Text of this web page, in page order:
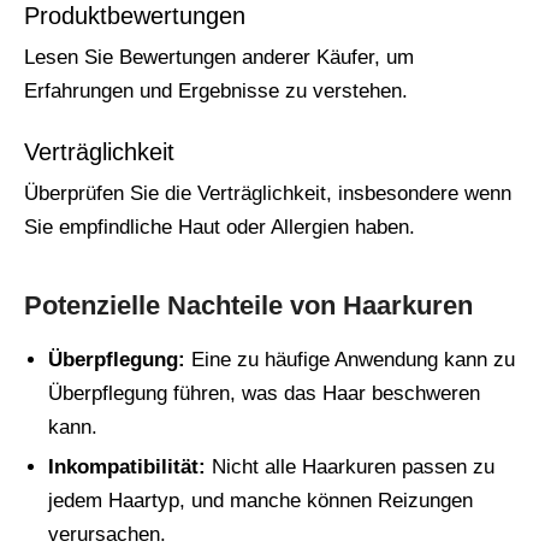
Produktbewertungen
Lesen Sie Bewertungen anderer Käufer, um
Erfahrungen und Ergebnisse zu verstehen.
Verträglichkeit
Überprüfen Sie die Verträglichkeit, insbesondere wenn
Sie empfindliche Haut oder Allergien haben.
Potenzielle Nachteile von Haarkuren
Überpflegung: Eine zu häufige Anwendung kann zu
Überpflegung führen, was das Haar beschweren
kann.
Inkompatibilität: Nicht alle Haarkuren passen zu
jedem Haartyp, und manche können Reizungen
verursachen.